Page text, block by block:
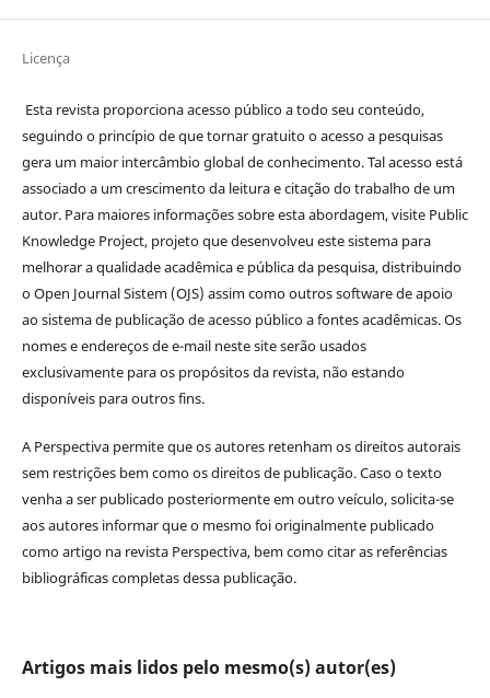
Licença
Esta revista proporciona acesso público a todo seu conteúdo,
seguindo o princípio de que tornar gratuito o acesso a pesquisas
gera um maior intercâmbio global de conhecimento. Tal acesso está
associado a um crescimento da leitura e citação do trabalho de um
autor. Para maiores informações sobre esta abordagem, visite Public
Knowledge Project, projeto que desenvolveu este sistema para
melhorar a qualidade acadêmica e pública da pesquisa, distribuindo
o Open Journal Sistem (OJS) assim como outros software de apoio
ao sistema de publicação de acesso público a fontes acadêmicas. Os
nomes e endereços de e-mail neste site serão usados
exclusivamente para os propósitos da revista, não estando
disponíveis para outros fins.
A Perspectiva permite que os autores retenham os direitos autorais
sem restrições bem como os direitos de publicação. Caso o texto
venha a ser publicado posteriormente em outro veículo, solicita-se
aos autores informar que o mesmo foi originalmente publicado
como artigo na revista Perspectiva, bem como citar as referências
bibliográficas completas dessa publicação.
Artigos mais lidos pelo mesmo(s) autor(es)